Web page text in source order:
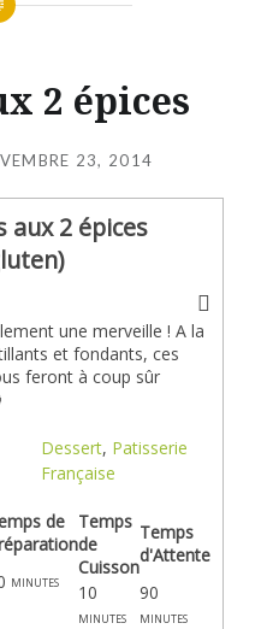
2 épices
23, 2014
aux 2 épices
une merveille ! A la
et fondants, ces
feront à coup sûr
Dessert, Patisserie
Française
de
minutes
Temps
de
Cuisson
Temps
d'Attente
10
minutes
90
minutes